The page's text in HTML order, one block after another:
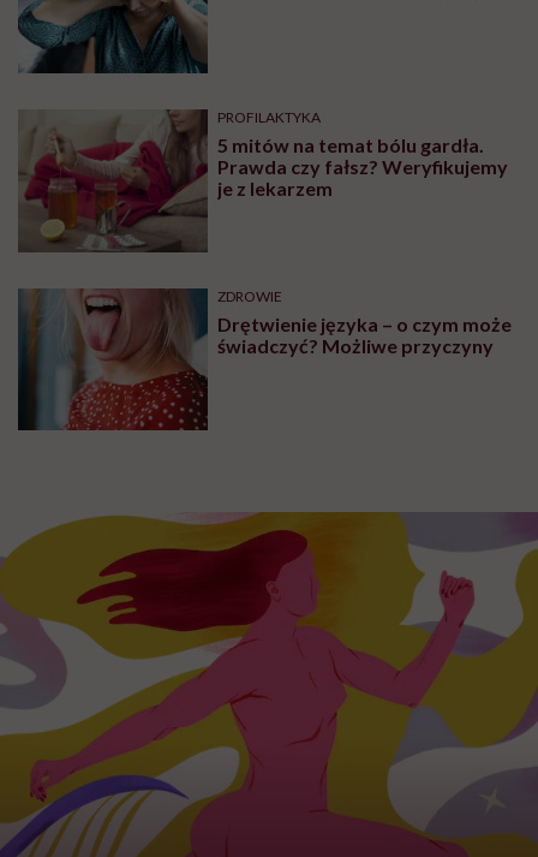
PROFILAKTYKA
5 mitów na temat bólu gardła.
Prawda czy fałsz? Weryfikujemy
je z lekarzem
ZDROWIE
Drętwienie języka – o czym może
świadczyć? Możliwe przyczyny